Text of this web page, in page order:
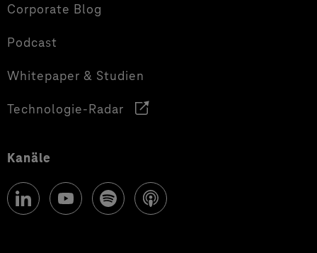
Corporate Blog
Podcast
Whitepaper & Studien
Technologie-Radar
Kanäle